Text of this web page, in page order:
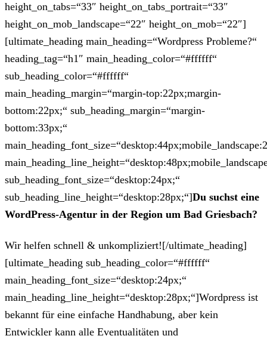
height_on_tabs=“33″ height_on_tabs_portrait=“33″
height_on_mob_landscape=“22″ height_on_mob=“22″]
[ultimate_heading main_heading=“Wordpress Probleme?“
heading_tag=“h1″ main_heading_color=“#ffffff“
sub_heading_color=“#ffffff“
main_heading_margin=“margin-top:22px;margin-
bottom:22px;“ sub_heading_margin=“margin-
bottom:33px;“
sub_heading_font_size=“desktop:24px;“
sub_heading_line_height=“desktop:28px;“]Du suchst eine
WordPress-Agentur in der Region um Bad Griesbach?
Wir helfen schnell & unkompliziert![/ultimate_heading]
[ultimate_heading sub_heading_color=“#ffffff“
main_heading_font_size=“desktop:24px;“
main_heading_line_height=“desktop:28px;“]Wordpress ist
bekannt für eine einfache Handhabung, aber kein
Entwickler kann alle Eventualitäten und